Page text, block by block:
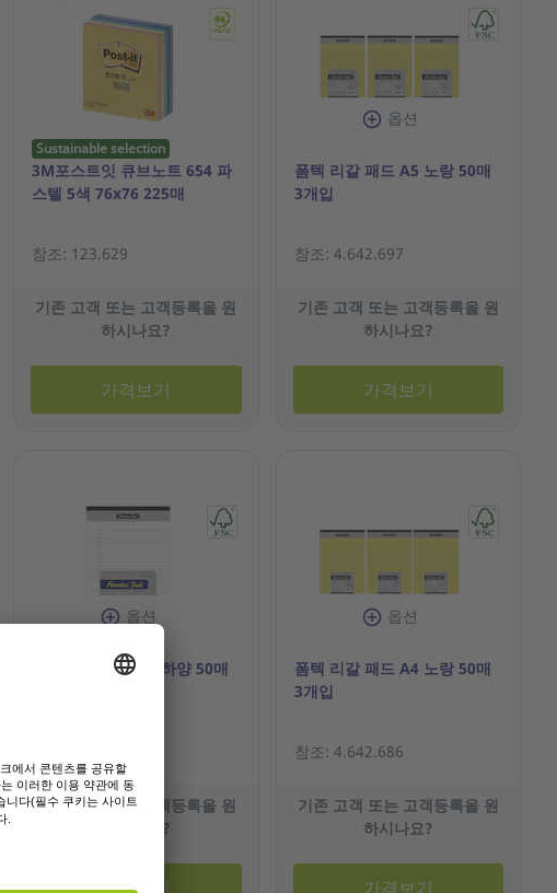
Sustainable selection
3M포스트잇 큐브노트 654 파
스텔 5색 76x76 225매
참조: 123.629
기존 고객 또는 고객등록을 원
하시나요?
가격보기
옵션
폼텍 리갈 패드 A5 노랑 50매
3개입
참조: 4.642.697
기존 고객 또는 고객등록을 원
하시나요?
가격보기
옵션
폼텍 리갈 패드 A5 하양 50매
기존 고객 또는 고객등록을 원
하시나요?
가격보기
옵션
폼텍 리갈 패드 A4 노랑 50매
3개입
참조: 4.642.686
기존 고객 또는 고객등록을 원
하시나요?
가격보기